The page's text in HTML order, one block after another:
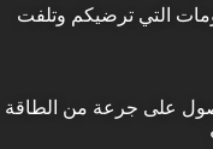
التي ترضيكم وتلفت
على جرعة من الطاقة